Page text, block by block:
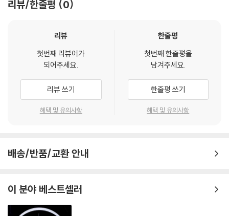
리뷰/한줄평 0
리뷰
첫번째 리뷰어가
되어주세요.
리뷰 쓰기
혜택 및 유의사항
한줄평
첫번째 한줄평을
남겨주세요.
한줄평 쓰기
혜택 및 유의사항
배송/반품/교환 안내
이 분야 베스트셀러